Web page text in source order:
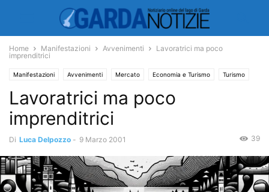
Home Manifestazioni Avvenimenti
Lavoratrici ma poco
imprenditrici
Manifestazioni Avvenimenti Mercato Economia e Turismo Turismo
Lavoratrici ma poco
imprenditrici
Di Luca Delpozzo - 9 Marzo 2001 39